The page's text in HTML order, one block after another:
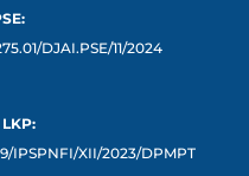
DJAI.PSE/11/2024
IPSPNFI/XII/2023/DPMPT